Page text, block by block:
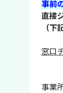
事前
直接
（
窓口
事業